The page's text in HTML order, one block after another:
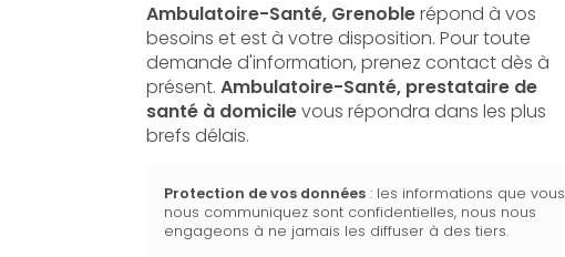
Ambulatoire-Santé, Grenoblerépond à vos
besoins et est à votre disposition. Pour toute
demande d'information, prenez contact dès à
présent. Ambulatoire-Santé, prestataire de
santé à domicilevous répondra dans les plus
brefs délais.
Protection de vos données : les informations que vous
nous communiquez sont confidentielles, nous nous
engageons à ne jamais les diffuser à des tiers.